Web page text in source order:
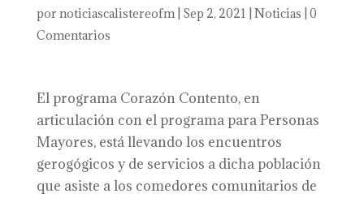
por noticiascalistereofm| Sep 2, 2021 Noticias 0
Comentarios
El programa Corazón Contento, en
articulación con el programa para Personas
Mayores, está llevando los encuentros
gerogógicos y de servicios a dicha población
que asiste a los comedores comunitarios de